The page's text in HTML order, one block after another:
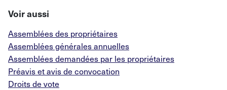
Voir aussi
Assemblées des propriétaires
Assemblées générales annuelles
Assemblées demandées par les propriétaires
Préavis et avis de convocation
Droits de vote